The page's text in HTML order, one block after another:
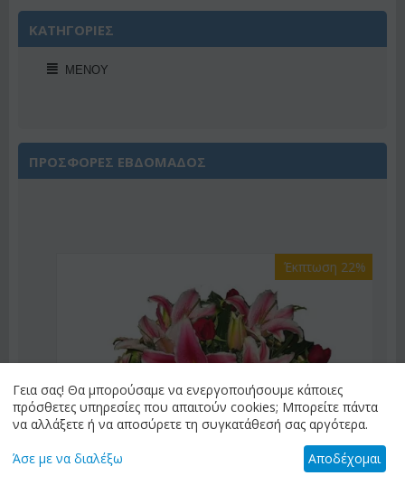
ΚΑΤΗΓΟΡΙΕΣ
ΜΕΝΟΎ
ΠΡΟΣΦΟΡΕΣ ΕΒΔΟΜΑΔΟΣ
Έκπτωση 22%
Γεια σας! Θα μπορούσαμε να ενεργοποιήσουμε κάποιες
πρόσθετες υπηρεσίες που απαιτούν cookies; Μπορείτε πάντα
να αλλάξετε ή να αποσύρετε τη συγκατάθεσή σας αργότερα.
Άσε με να διαλέξω Αποδέχομαι